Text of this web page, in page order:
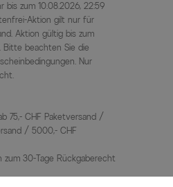
bis zum 10.08.2026, 22:59
Aktion gilt nur für
Aktion gültig bis zum
Bitte beachten Sie die
Nur
75,- CHF Paketversand /
/ 5000,- CHF
zum 30-Tage Rückgaberecht